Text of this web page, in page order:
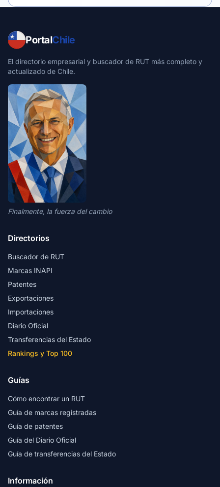
PortalChile
El directorio empresarial y buscador de RUT más completo y
actualizado de Chile.
Finalmente, la fuerza del cambio
Directorios
Buscador de RUT
Marcas INAPI
Patentes
Exportaciones
Importaciones
Diario Oficial
Transferencias del Estado
Rankings y Top 100
Guías
Cómo encontrar un RUT
Guía de marcas registradas
Guía de patentes
Guía del Diario Oficial
Guía de transferencias del Estado
Información